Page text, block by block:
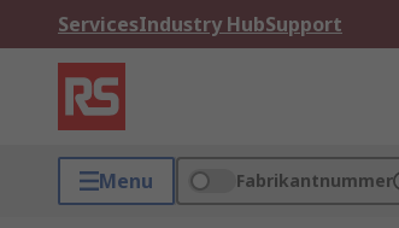
ServicesIndustry HubSupport
Menu Fabrikantnummer